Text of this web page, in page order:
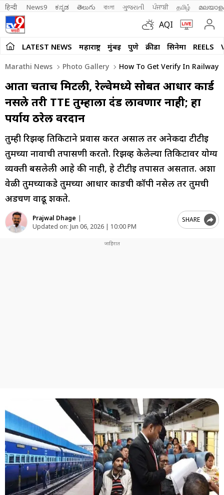
हिन्दी News9 ಕನ್ನಡ తెలుగు বাংলা ગુજરાતી ਪੰਜਾਬੀ தமிழ்
AQI
LATEST NEWS महाराष्ट्र मुंबई पुणे क्रीडा सिनेमा REELS
Marathi News Photo Gallery How To Get Verify In Railway
आता चिंताच मिटली, रेल्वेमध्ये सोबत आधार कार्ड
नसले तरी TTE तुम्हाला दंड लावणार नाही; हा
पर्याय ठरेल वरदान
तुम्ही रिझर्व्ह तिकिटाने प्रवास करत असाल तर अनेकदा टीटीई
तुमच्या नावाची तपासणी करतो. रिझर्व्ह केलेल्या तिकिटावर योग्य
व्यक्ती बसलेली आहे की नाही, हे टीटीई तपासत असतात. अशा
वेळी तुमच्याकडे तुमच्या आधार कार्डची कॉपी नसेल तर तुमची
अडचण वाढू शकते.
Prajwal Dhage |
Updated on: Jun 06, 2026 | 10:00 PM
SHARE